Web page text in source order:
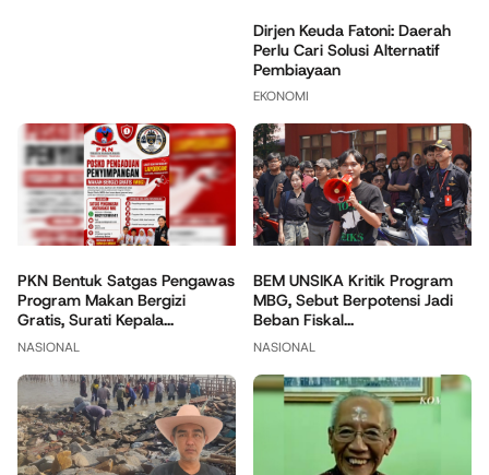
Dirjen Keuda Fatoni: Daerah
Perlu Cari Solusi Alternatif
Pembiayaan
EKONOMI
PKN Bentuk Satgas Pengawas
Program Makan Bergizi
Gratis, Surati Kepala...
NASIONAL
BEM UNSIKA Kritik Program
MBG, Sebut Berpotensi Jadi
Beban Fiskal...
NASIONAL